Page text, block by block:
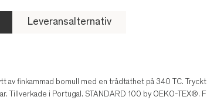
Leveransalternativ
av finkammad bomull med en trådtäthet på 340 TC.
Tillverkade i Portugal. STANDARD 100 by OEKO-TEX®.